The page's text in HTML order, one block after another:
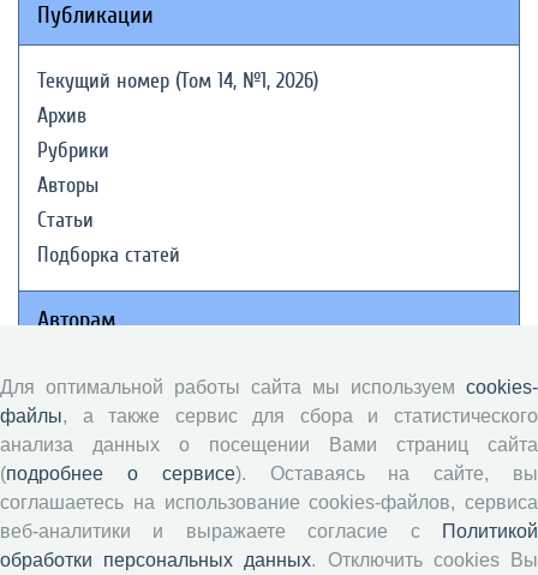
Публикации
Текущий номер (Том 14, №1, 2026)
Архив
Рубрики
Авторы
Статьи
Подборка статей
Авторам
Правила для авторов
Типовой лицензионный договор
Публикационная этика
Согласие на обработку персональных данных
Авторские права
Для оптимальной работы сайта мы используем cookies-
файлы, а также сервис для сбора и статистического
анализа данных о посещении Вами страниц сайта
(подробнее о сервисе). Оставаясь на сайте, вы
соглашаетесь на использование cookies-файлов, сервиса
веб-аналитики и выражаете согласие с
Политикой
обработки персональных данных. Отключить cookies Вы